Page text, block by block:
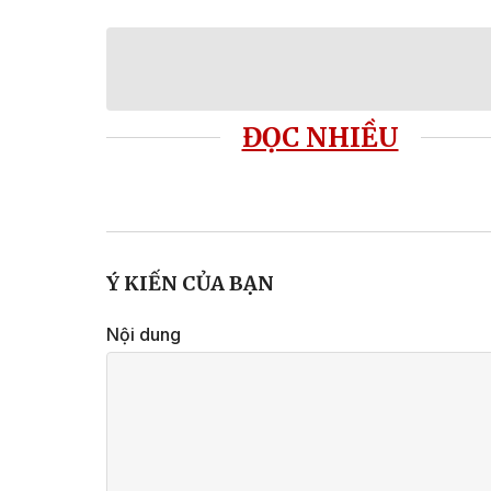
ĐỌC NHIỀU
Ý KIẾN CỦA BẠN
Nội dung